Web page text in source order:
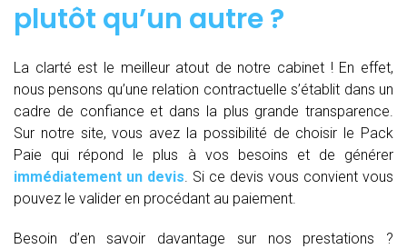
plutôt qu’un autre ?
La clarté est le meilleur atout de notre cabinet ! En effet,
nous pensons qu’une relation contractuelle s’établit dans un
cadre de confiance et dans la plus grande transparence.
Sur notre site, vous avez la possibilité de choisir le Pack
Paie qui répond le plus à vos besoins et de générer
immédiatement un devis . Si ce devis vous convient vous
pouvez le valider en procédant au paiement.
Besoin d’en savoir davantage sur nos prestations ?